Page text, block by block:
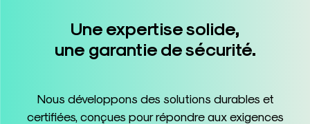
Une expertise solide,
une garantie de sécurité.
Nous développons des solutions durables et
certifiées, conçues pour répondre aux exigences